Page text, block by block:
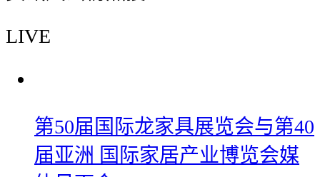
LIVE
第50届国际龙家具展览会与第40
届亚洲 国际家居产业博览会媒